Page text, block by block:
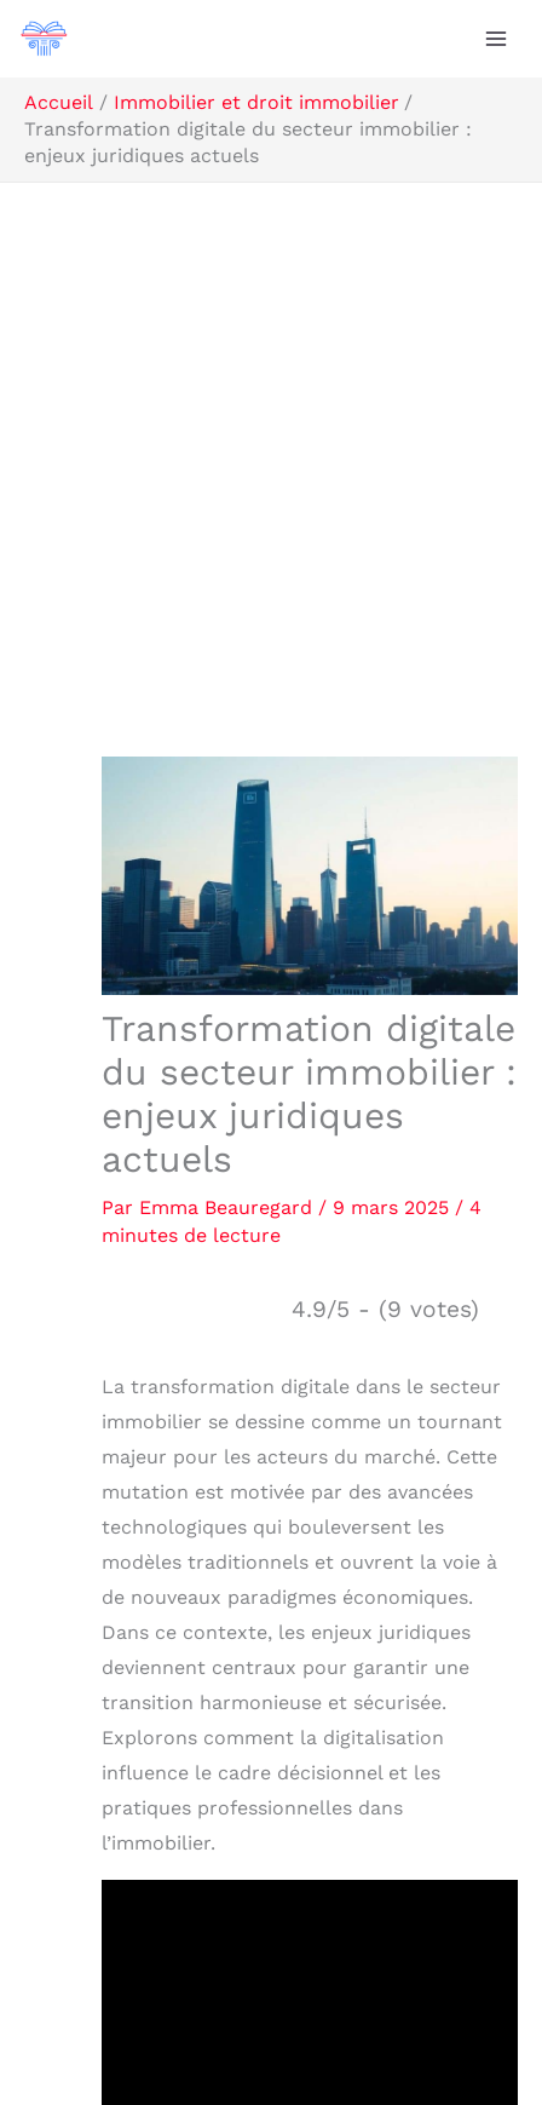
Aller
Accueil
Immobilier et droit immobilier
Transformation digitale du secteur immobilier :
enjeux juridiques actuels
Transformation digitale
du secteur immobilier :
enjeux juridiques
actuels
Par Emma Beauregard / 9 mars 2025 / 4
minutes de lecture
4.9/5 - (9 votes)
La transformation digitale dans le secteur
immobilier se dessine comme un tournant
majeur pour les acteurs du marché. Cette
mutation est motivée par des avancées
technologiques qui bouleversent les
modèles traditionnels et ouvrent la voie à
de nouveaux paradigmes économiques.
Dans ce contexte, les enjeux juridiques
deviennent centraux pour garantir une
transition harmonieuse et sécurisée.
Explorons comment la digitalisation
influence le cadre décisionnel et les
pratiques professionnelles dans
l’immobilier.
R
e
c
h